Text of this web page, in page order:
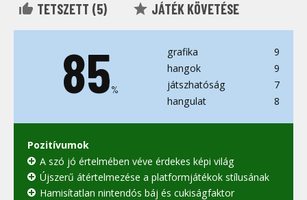
TETSZETT (5) JÁTÉK KÖVETÉSE
85%
grafika
9
hangok
9
játszhatóság
7
hangulat
8
Pozitívumok
A szó jó értelmében véve érdekes képi világ
Újszerű átértelmezése a platformjátékok stílusának
Hamisítatlan nintendós báj és cukiságfaktor